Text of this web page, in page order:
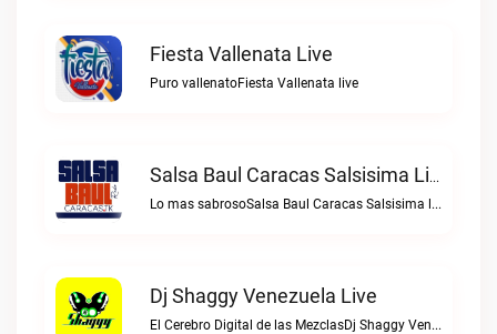
Fiesta Vallenata Live
Puro vallenatoFiesta Vallenata live
Salsa Baul Caracas Salsisima Live
Lo mas sabrosoSalsa Baul Caracas Salsisima live
Dj Shaggy Venezuela Live
El Cerebro Digital de las MezclasDj Shaggy Venezuela live